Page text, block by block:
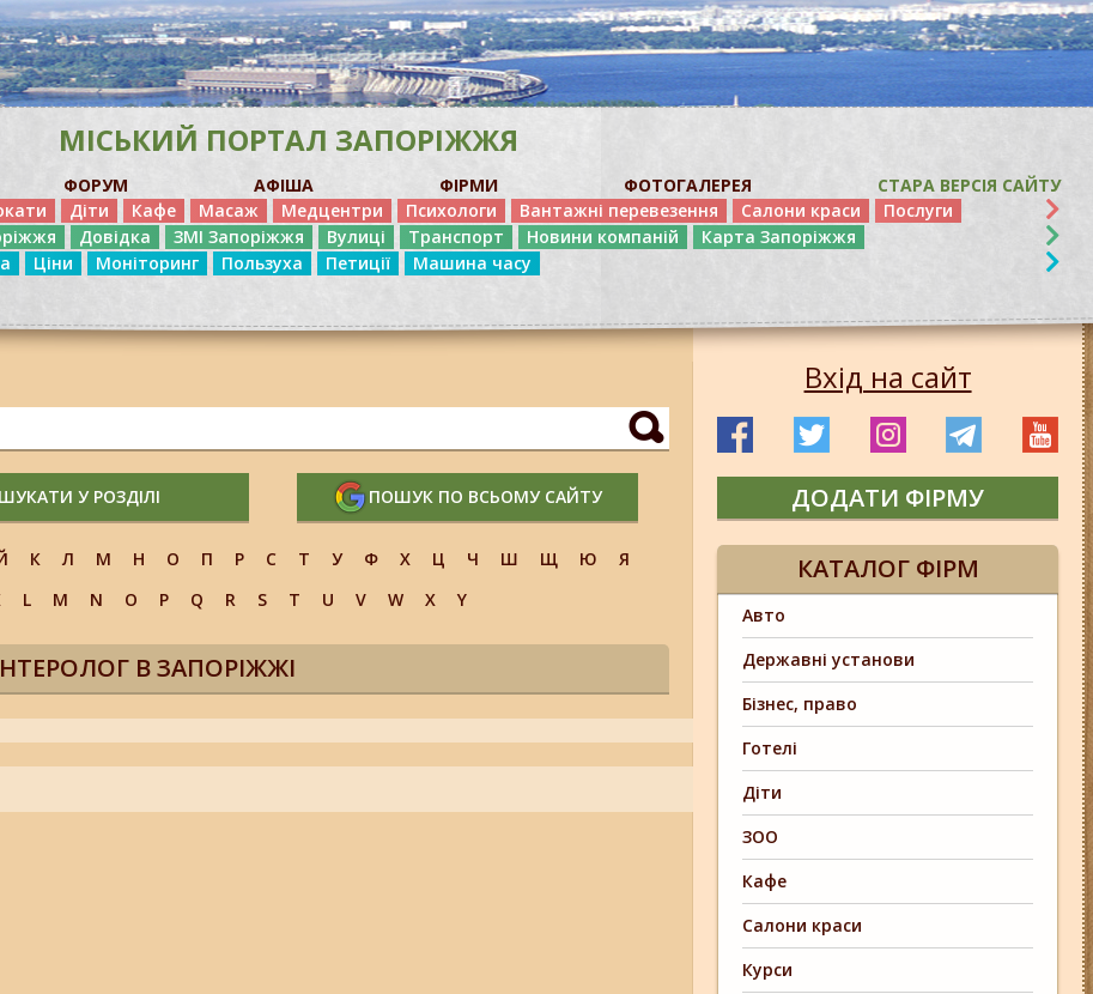
МІСЬКИЙ ПОРТАЛ ЗАПОРІЖЖЯ
ФОРУМ АФІША ФІРМИ ФОТОГАЛЕРЕЯ
СТАРА ВЕРСІЯ САЙТУ
Діти Кафе Масаж Медцентри Психологи Вантажні перевезення Салони краси
Послуги
Довідка ЗМІ Запоріжжя Вулиці Транспорт Новини компаній
Карта Запоріжжя
Ціни Моніторинг Пользуха Петиції Машина часу
ШУКАТИ У РОЗДІЛІ ПОШУК ПО ВСЬОМУ САЙТУ
К Л М Н О П Р С Т У Ф Х Ц Ч Ш Щ Ю
Я
L M N O P Q R S T U V W X Y
В ЗАПОРІЖЖІ
Вхід на сайт
ДОДАТИ ФІРМУ
КАТАЛОГ ФІРМ
Авто
Державні установи
Бізнес, право
Готелі
Діти
ЗОО
Кафе
Салони краси
Курси